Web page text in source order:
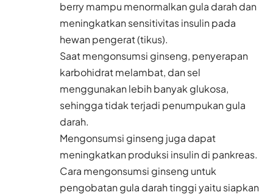
berry mampu menormalkan gula darah dan
meningkatkan sensitivitas insulin pada
hewan pengerat (tikus).
Saat mengonsumsi ginseng, penyerapan
karbohidrat melambat, dan sel
menggunakan lebih banyak glukosa,
sehingga tidak terjadi penumpukan gula
darah.
Mengonsumsi ginseng juga dapat
meningkatkan produksi insulin di pankreas.
Cara mengonsumsi ginseng untuk
pengobatan gula darah tinggi yaitu siapkan